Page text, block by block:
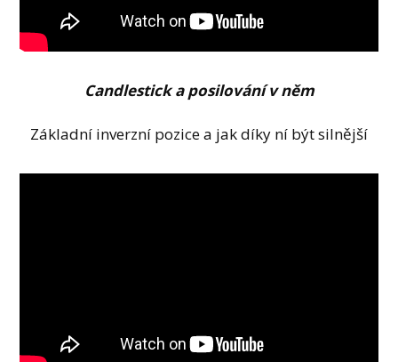
Candlestick a posilování v něm
Základní inverzní pozice a jak díky ní být silnější